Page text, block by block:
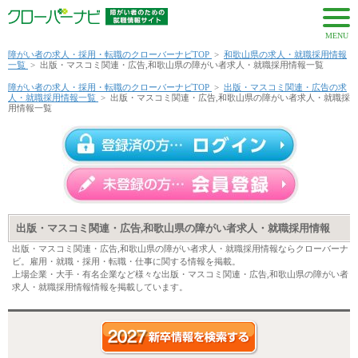
MENU
障がい者の求人・採用・転職のクローバーナビTOP > 和歌山県の求人・就職採用情報
一覧 > 出版・マスコミ関連・広告,和歌山県の障がい者求人・就職採用情報一覧
障がい者の求人・採用・転職のクローバーナビTOP > 出版・マスコミ関連・広告の求
人・就職採用情報一覧 > 出版・マスコミ関連・広告,和歌山県の障がい者求人・就職採
用情報一覧
出版・マスコミ関連・広告,和歌山県の障がい者求人・就職採用情報
出版・マスコミ関連・広告,和歌山県の障がい者求人・就職採用情報ならクローバーナ
ビ。雇用・就職・採用・転職・仕事に関する情報を掲載。
上場企業・大手・有名企業など様々な出版・マスコミ関連・広告,和歌山県の障がい者
求人・就職採用情報情報を掲載しています。